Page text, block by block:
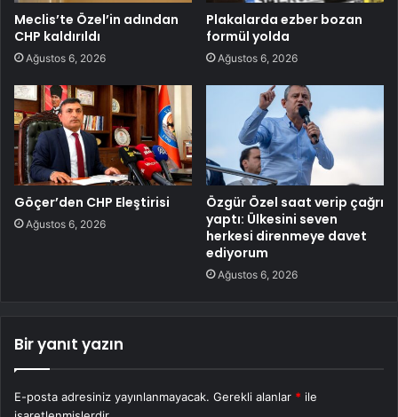
Meclis’te Özel’in adından
CHP kaldırıldı
Ağustos 6, 2026
Plakalarda ezber bozan
formül yolda
Ağustos 6, 2026
Göçer’den CHP Eleştirisi
Ağustos 6, 2026
Özgür Özel saat verip çağrı
yaptı: Ülkesini seven
herkesi direnmeye davet
ediyorum
Ağustos 6, 2026
Bir yanıt yazın
E-posta adresiniz yayınlanmayacak. Gerekli alanlar * ile